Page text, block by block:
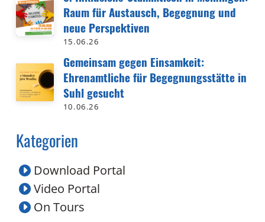
Raum für Austausch, Begegnung und
neue Perspektiven
15.06.26
Gemeinsam gegen Einsamkeit:
Ehrenamtliche für Begegnungsstätte in
Suhl gesucht
10.06.26
Kategorien
Download Portal
Video Portal
On Tours